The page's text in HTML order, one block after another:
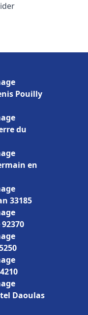
Pouilly
du
en
33185
Daoulas